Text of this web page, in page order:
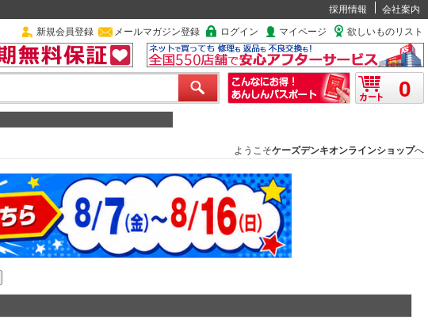
採用情報
会社案内
新規会員登録 メールマガジン登録 ログイン マイページ 欲しいものリスト
0
ようこそケーズデンキオンラインショップへ